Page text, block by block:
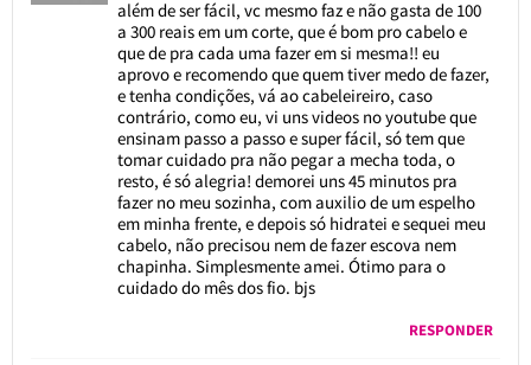
além de ser fácil, vc mesmo faz e não gasta de 100
a 300 reais em um corte, que é bom pro cabelo e
que de pra cada uma fazer em si mesma!! eu
aprovo e recomendo que quem tiver medo de fazer,
e tenha condições, vá ao cabeleireiro, caso
contrário, como eu, vi uns videos no youtube que
ensinam passo a passo e super fácil, só tem que
tomar cuidado pra não pegar a mecha toda, o
resto, é só alegria! demorei uns 45 minutos pra
fazer no meu sozinha, com auxilio de um espelho
em minha frente, e depois só hidratei e sequei meu
cabelo, não precisou nem de fazer escova nem
chapinha. Simplesmente amei. Ótimo para o
cuidado do mês dos fio. bjs
RESPONDER